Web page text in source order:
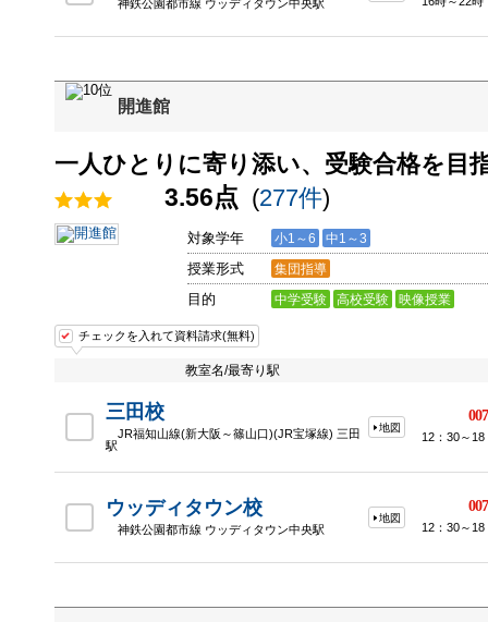
神鉄公園都市線 ウッディタウン中央駅
開進館
一人ひとりに寄り添い、受験合格を目
3.56点 (277件)
対象学年 小1～6 中1～3
授業形式 集団指導
目的 中学受験 高校受験 映像授業
チェックを入れて資料請求(無料)
教室名/最寄り駅
三田校
JR福知山線(新大阪～篠山口)(JR宝塚線) 三田
駅
地図
12：30～18
ウッディタウン校
神鉄公園都市線 ウッディタウン中央駅
地図
12：30～18